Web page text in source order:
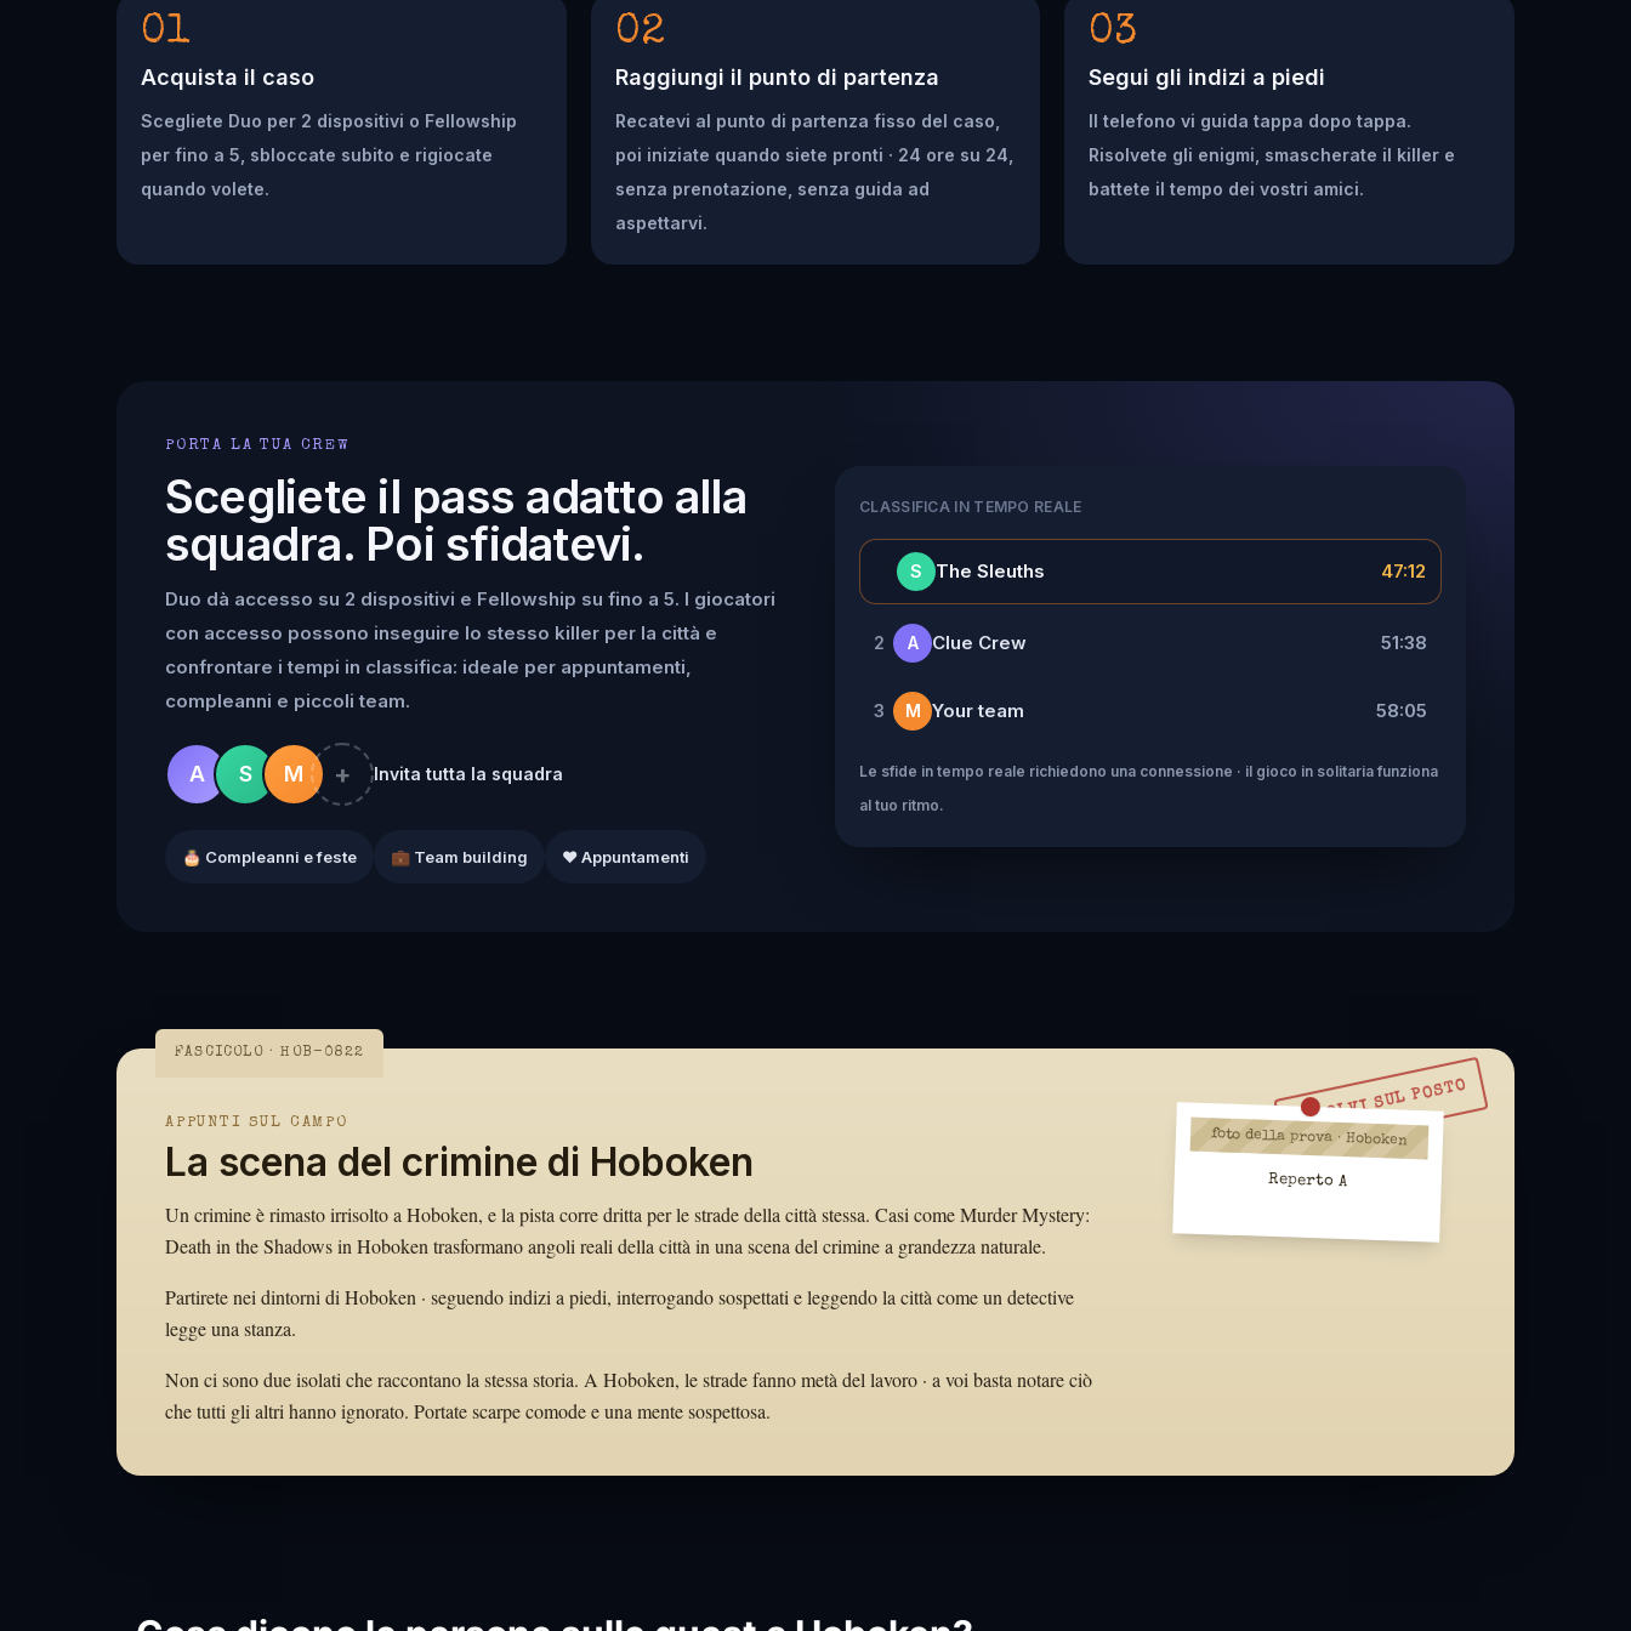
01
Acquista il caso
Scegliete Duo per 2 dispositivi o Fellowship
per fino a 5, sbloccate subito e rigiocate
quando volete.
02
Raggiungi il punto di partenza
Recatevi al punto di partenza fisso del caso,
poi iniziate quando siete pronti · 24 ore su 24,
senza prenotazione, senza guida ad
aspettarvi.
03
Segui gli indizi a piedi
Il telefono vi guida tappa dopo tappa.
Risolvete gli enigmi, smascherate il killer e
battete il tempo dei vostri amici.
PORTA LA TUA CREW
Scegliete il pass adatto alla
squadra. Poi sfidatevi.
Duo dà accesso su 2 dispositivi e Fellowship su fino a 5. I giocatori
con accesso possono inseguire lo stesso killer per la città e
confrontare i tempi in classifica: ideale per appuntamenti,
compleanni e piccoli team.
A S M + Invita tutta la squadra
🎂 Compleanni e feste 💼 Team building ❤️ Appuntamenti
CLASSIFICA IN TEMPO REALE
S The Sleuths 47:12
2 A Clue Crew 51:38
3 M Your team 58:05
Le sfide in tempo reale richiedono una connessione · il gioco in solitaria funziona
al tuo ritmo.
FASCICOLO · HOB-0822
RISOLVI SUL POSTO
APPUNTI SUL CAMPO
La scena del crimine di Hoboken
Un crimine è rimasto irrisolto a Hoboken, e la pista corre dritta per le strade della città stessa. Casi come Murder Mystery:
Death in the Shadows in Hoboken trasformano angoli reali della città in una scena del crimine a grandezza naturale.
Partirete nei dintorni di Hoboken · seguendo indizi a piedi, interrogando sospettati e leggendo la città come un detective
legge una stanza.
Non ci sono due isolati che raccontano la stessa storia. A Hoboken, le strade fanno metà del lavoro · a voi basta notare ciò
che tutti gli altri hanno ignorato. Portate scarpe comode e una mente sospettosa.
foto della prova · Hoboken
Reperto A